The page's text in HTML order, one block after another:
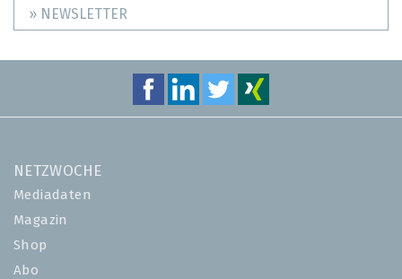
» NEWSLETTER
NETZWOCHE
Mediadaten
Magazin
Shop
Abo